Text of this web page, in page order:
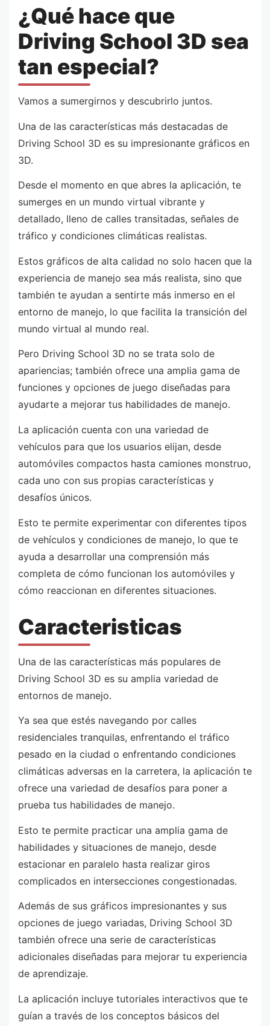
¿Qué hace que
Driving School 3D sea
tan especial?
Vamos a sumergirnos y descubrirlo juntos.
Una de las características más destacadas de
Driving School 3D es su impresionante gráficos en
3D.
Desde el momento en que abres la aplicación, te
sumerges en un mundo virtual vibrante y
detallado, lleno de calles transitadas, señales de
tráfico y condiciones climáticas realistas.
Estos gráficos de alta calidad no solo hacen que la
experiencia de manejo sea más realista, sino que
también te ayudan a sentirte más inmerso en el
entorno de manejo, lo que facilita la transición del
mundo virtual al mundo real.
Pero Driving School 3D no se trata solo de
apariencias; también ofrece una amplia gama de
funciones y opciones de juego diseñadas para
ayudarte a mejorar tus habilidades de manejo.
La aplicación cuenta con una variedad de
vehículos para que los usuarios elijan, desde
automóviles compactos hasta camiones monstruo,
cada uno con sus propias características y
desafíos únicos.
Esto te permite experimentar con diferentes tipos
de vehículos y condiciones de manejo, lo que te
ayuda a desarrollar una comprensión más
completa de cómo funcionan los automóviles y
cómo reaccionan en diferentes situaciones.
Caracteristicas
Una de las características más populares de
Driving School 3D es su amplia variedad de
entornos de manejo.
Ya sea que estés navegando por calles
residenciales tranquilas, enfrentando el tráfico
pesado en la ciudad o enfrentando condiciones
climáticas adversas en la carretera, la aplicación te
ofrece una variedad de desafíos para poner a
prueba tus habilidades de manejo.
Esto te permite practicar una amplia gama de
habilidades y situaciones de manejo, desde
estacionar en paralelo hasta realizar giros
complicados en intersecciones congestionadas.
Además de sus gráficos impresionantes y sus
opciones de juego variadas, Driving School 3D
también ofrece una serie de características
adicionales diseñadas para mejorar tu experiencia
de aprendizaje.
La aplicación incluye tutoriales interactivos que te
guían a través de los conceptos básicos del